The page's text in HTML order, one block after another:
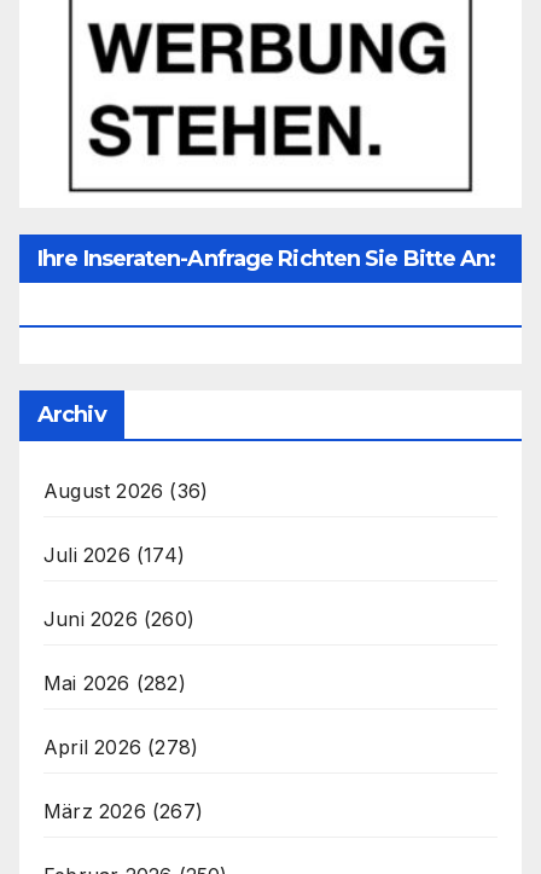
Ihre Inseraten-Anfrage Richten Sie Bitte An:
Archiv
August 2026 (36)
Juli 2026 (174)
Juni 2026 (260)
Mai 2026 (282)
April 2026 (278)
März 2026 (267)